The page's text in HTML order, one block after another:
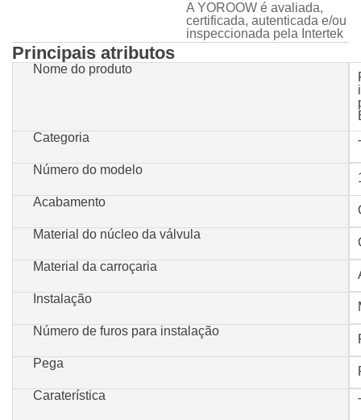
A YOROOW é avaliada,
certificada, autenticada e/ou
inspeccionada pela Intertek
Principais atributos
Nome do produto
Categoria
Número do modelo
Acabamento
Material do núcleo da válvula
Material da carroçaria
Instalação
Número de furos para instalação
Pega
Caraterística